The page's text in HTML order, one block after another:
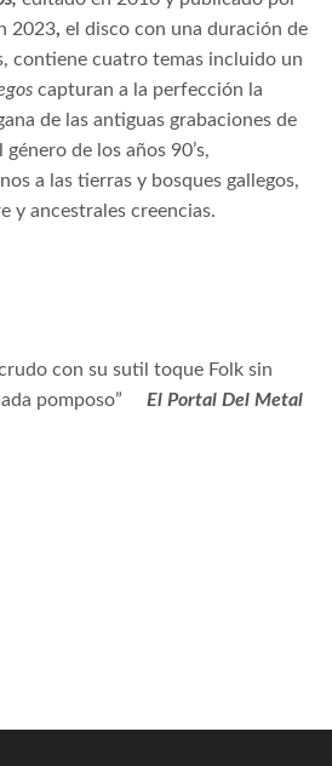
2023, el disco con una duración de
contiene cuatro temas incluido un
capturan a la perfección la
de las antiguas grabaciones de
de los años 90’s,
a las tierras y bosques gallegos,
y ancestrales creencias.
con su sutil toque Folk sin
pomposo”
El Portal Del Metal